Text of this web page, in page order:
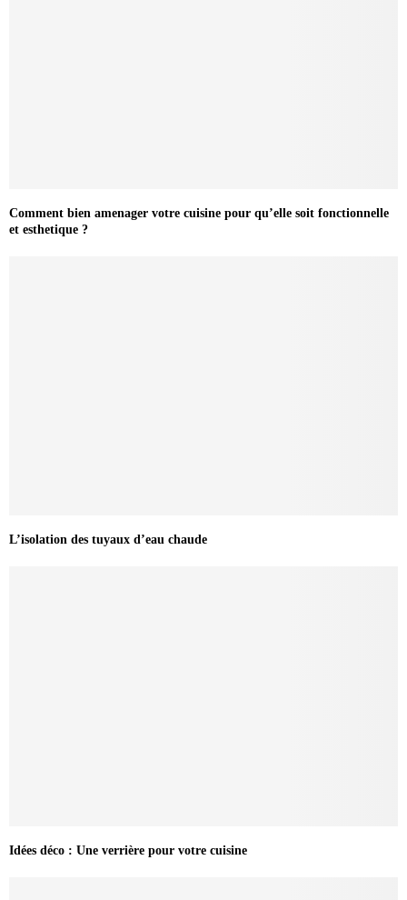
Comment bien amenager votre cuisine pour qu’elle soit fonctionnelle
et esthetique ?
L’isolation des tuyaux d’eau chaude
Idées déco : Une verrière pour votre cuisine